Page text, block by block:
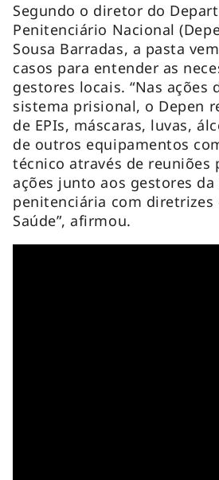
Segundo o diretor do
Penitenciário Nacional
Sousa Barradas, a pasta
casos para entender as
gestores locais. “Nas ações
sistema prisional, o Depen
de EPIs, máscaras, luvas,
de outros equipamentos
técnico através de reuniões
ações junto aos gestores
penitenciária com
Saúde”, afirmou.